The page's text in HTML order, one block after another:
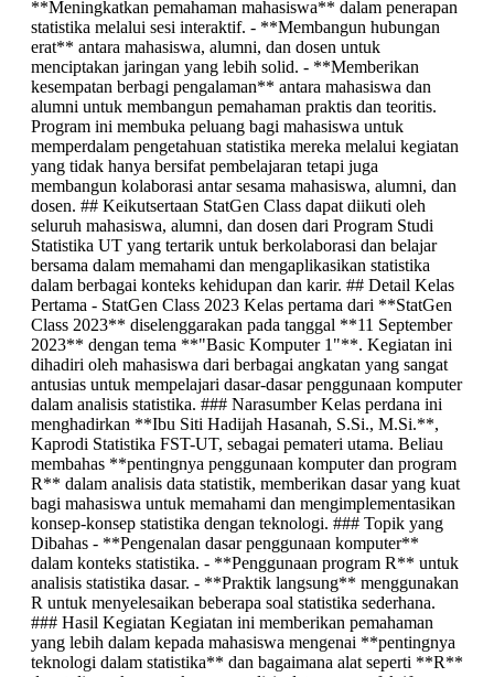
**Meningkatkan pemahaman mahasiswa** dalam penerapan
statistika melalui sesi interaktif. - **Membangun hubungan
erat** antara mahasiswa, alumni, dan dosen untuk
menciptakan jaringan yang lebih solid. - **Memberikan
kesempatan berbagi pengalaman** antara mahasiswa dan
alumni untuk membangun pemahaman praktis dan teoritis.
Program ini membuka peluang bagi mahasiswa untuk
memperdalam pengetahuan statistika mereka melalui kegiatan
yang tidak hanya bersifat pembelajaran tetapi juga
membangun kolaborasi antar sesama mahasiswa, alumni, dan
dosen. ## Keikutsertaan StatGen Class dapat diikuti oleh
seluruh mahasiswa, alumni, dan dosen dari Program Studi
Statistika UT yang tertarik untuk berkolaborasi dan belajar
bersama dalam memahami dan mengaplikasikan statistika
dalam berbagai konteks kehidupan dan karir. ## Detail Kelas
Pertama - StatGen Class 2023 Kelas pertama dari **StatGen
Class 2023** diselenggarakan pada tanggal **11 September
2023** dengan tema **"Basic Komputer 1"**. Kegiatan ini
dihadiri oleh mahasiswa dari berbagai angkatan yang sangat
antusias untuk mempelajari dasar-dasar penggunaan komputer
dalam analisis statistika. ### Narasumber Kelas perdana ini
menghadirkan **Ibu Siti Hadijah Hasanah, S.Si., M.Si.**,
Kaprodi Statistika FST-UT, sebagai pemateri utama. Beliau
membahas **pentingnya penggunaan komputer dan program
R** dalam analisis data statistik, memberikan dasar yang kuat
bagi mahasiswa untuk memahami dan mengimplementasikan
konsep-konsep statistika dengan teknologi. ### Topik yang
Dibahas - **Pengenalan dasar penggunaan komputer**
dalam konteks statistika. - **Penggunaan program R** untuk
analisis statistika dasar. - **Praktik langsung** menggunakan
R untuk menyelesaikan beberapa soal statistika sederhana.
### Hasil Kegiatan Kegiatan ini memberikan pemahaman
yang lebih dalam kepada mahasiswa mengenai **pentingnya
teknologi dalam statistika** dan bagaimana alat seperti **R**